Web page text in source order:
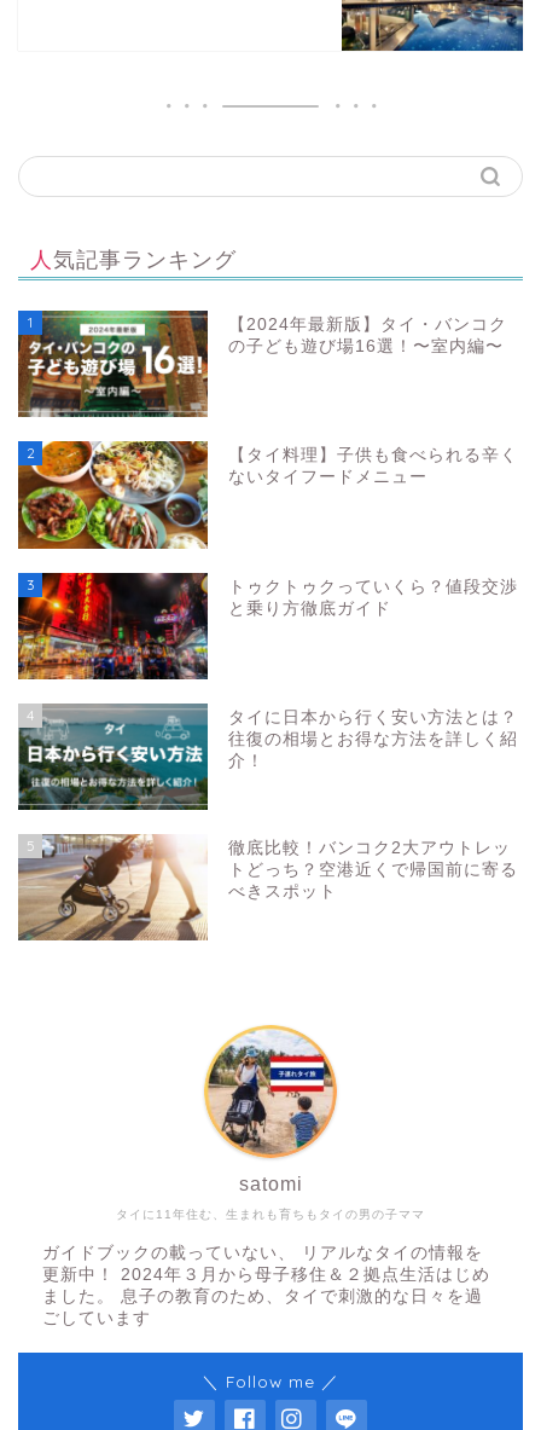
人気記事ランキング
1
【2024年最新版】タイ・バンコク
の子ども遊び場16選！〜室内編〜
2
【タイ料理】子供も食べられる辛く
ないタイフードメニュー
3
トゥクトゥクっていくら？値段交渉
と乗り方徹底ガイド
4
タイに日本から行く安い方法とは？
往復の相場とお得な方法を詳しく紹
介！
5
徹底比較！バンコク2大アウトレッ
トどっち？空港近くで帰国前に寄る
べきスポット
タイに11年住む、生まれも育ちもタイの男の子ママ
satomi
ガイドブックの載っていない、 リアルなタイの情報を
更新中！ 2024年３月から母子移住＆２拠点生活はじめ
ました。 息子の教育のため、タイで刺激的な日々を過
ごしています
＼ Follow me ／